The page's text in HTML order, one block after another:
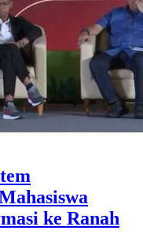
ke Ranah